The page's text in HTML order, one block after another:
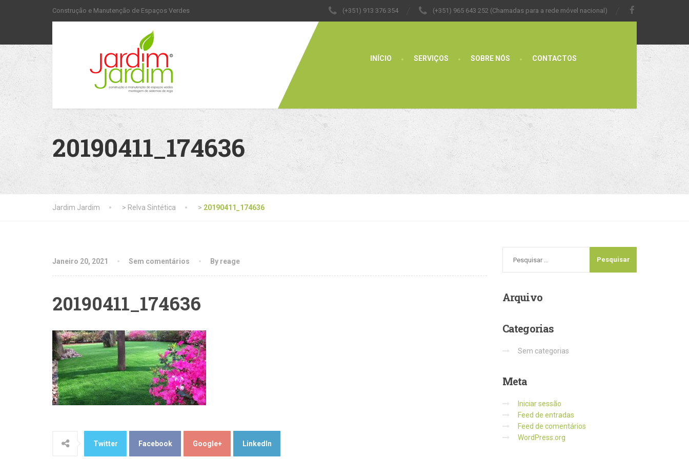
Construção e Manutenção de Espaços Verdes (+351) 913 376 354 (+351) 965 643 252 (Chamadas para a rede móvel nacional)
INÍCIO SERVIÇOS SOBRE NÓS CONTACTOS
20190411_174636
Jardim Jardim > Relva Sintética > 20190411_174636
Janeiro 20, 2021 Sem comentários By reage
20190411_174636
Twitter Facebook Google+ LinkedIn
Arquivo
Categorias
Sem categorias
Meta
Iniciar sessão
Feed de entradas
Feed de comentários
WordPress.org